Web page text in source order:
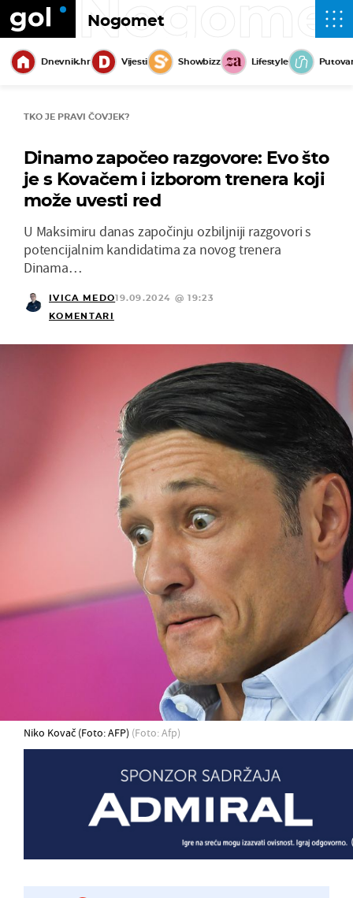
Nogomet
Dnevnik.hr Vijesti Showbizz Lifestyle
TKO JE PRAVI ČOVJEK?
Dinamo započeo razgovore: Evo što
je s Kovačem i izborom trenera koji
može uvesti red
U Maksimiru danas započinju ozbiljniji razgovori s
potencijalnim kandidatima za novog trenera
Dinama…
IVICA MEDO19.09.2024 @ 19:23
KOMENTARI
Niko Kovač (Foto: AFP) (Foto: Afp)